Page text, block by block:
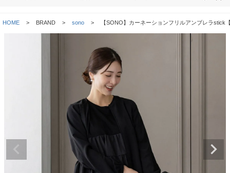
HOME BRAND sono 【SONO】カーネーションフリルアンブレラstick